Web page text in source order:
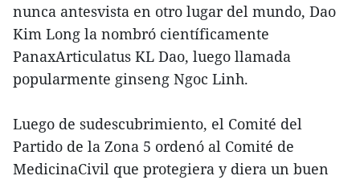
nunca antesvista en otro lugar del mundo, Dao
Kim Long la nombró científicamente
PanaxArticulatus KL Dao, luego llamada
popularmente ginseng Ngoc Linh.
Luego de sudescubrimiento, el Comité del
Partido de la Zona 5 ordenó al Comité de
MedicinaCivil que protegiera y diera un buen